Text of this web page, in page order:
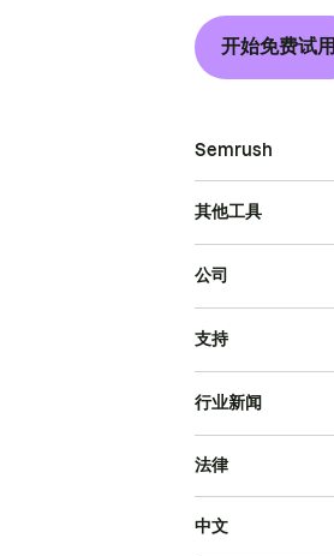
开始免费试用
Semrush
其他工具
公司
支持
行业新闻
法律
中文